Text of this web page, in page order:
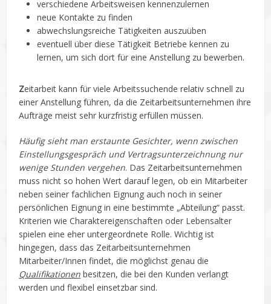
verschiedene Arbeitsweisen kennenzulernen
neue Kontakte zu finden
abwechslungsreiche Tätigkeiten auszuüben
eventuell über diese Tätigkeit Betriebe kennen zu
lernen, um sich dort für eine Anstellung zu bewerben.
Zeitarbeit kann für viele Arbeitssuchende relativ schnell zu
einer Anstellung führen, da die Zeitarbeitsunternehmen ihre
Aufträge meist sehr kurzfristig erfüllen müssen.
Häufig sieht man erstaunte Gesichter, wenn zwischen
Einstellungsgespräch und Vertragsunterzeichnung nur
wenige Stunden vergehen. Das Zeitarbeitsunternehmen
muss nicht so hohen Wert darauf legen, ob ein Mitarbeiter
neben seiner fachlichen Eignung auch noch in seiner
persönlichen Eignung in eine bestimmte „Abteilung“ passt.
Kriterien wie Charaktereigenschaften oder Lebensalter
spielen eine eher untergeordnete Rolle. Wichtig ist
hingegen, dass das Zeitarbeitsunternehmen
Mitarbeiter/Innen findet, die möglichst genau die
Qualifikationen besitzen, die bei den Kunden verlangt
werden und flexibel einsetzbar sind.